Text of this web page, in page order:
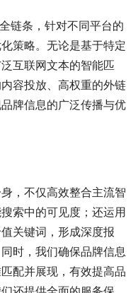
链条，针对不同平台的
策略。无论是基于特定
互联网文本的智能匹
容投放、高权重的外链
牌信息的广泛传播与优
，不仅高效整合主流智
索中的可见度；还运用
关键词，形成深度报
时，我们确保品牌信息
配并展现，有效提高品